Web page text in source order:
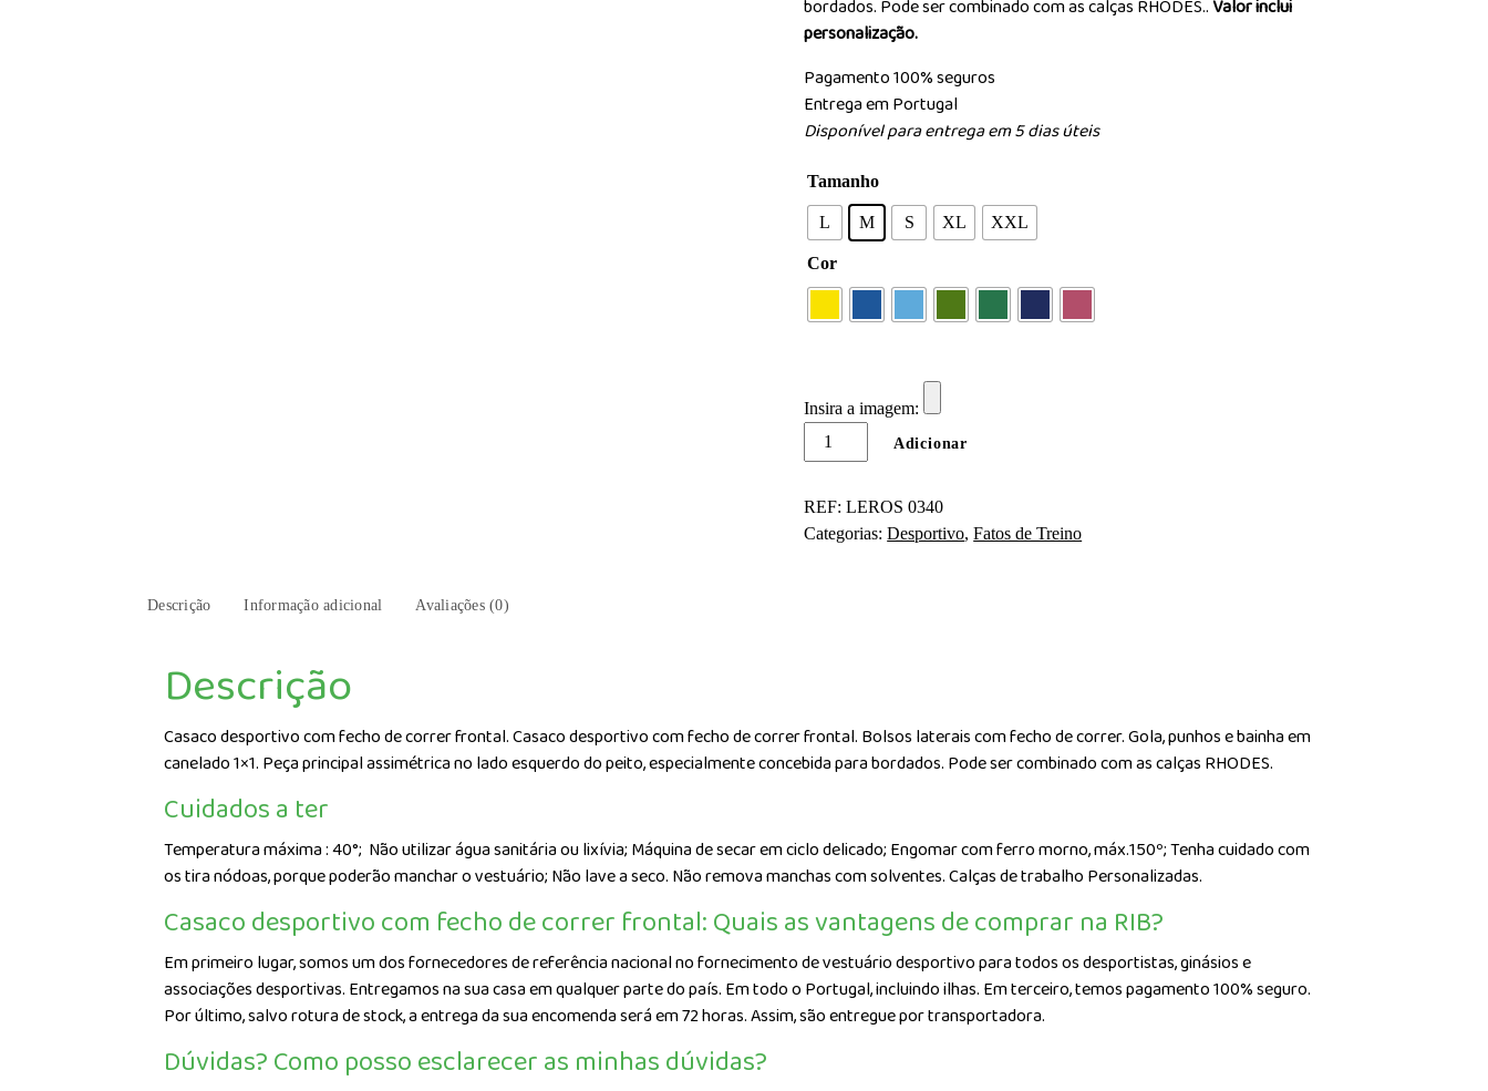
bordados. Pode ser combinado com as calças RHODES..Valor inclui
personalização.
Pagamento 100% seguros
Entrega em Portugal
Disponível para entrega em 5 dias úteis
Tamanho
L M S XL XXL
Cor
Insira a imagem:
Quantidade
de
desportivo
com
Adicionar
REF:LEROS 0340
Categorias:Desportivo,Fatos de Treino
Descrição Informação adicional Avaliações (0)
Descrição
Casaco desportivo com fecho de correr frontal. Casaco desportivo com fecho de correr frontal. Bolsos laterais com fecho de correr. Gola, punhos e bainha em
canelado 1×1. Peça principal assimétrica no lado esquerdo do peito, especialmente concebida para bordados. Pode ser combinado com as calças RHODES.
Cuidados a ter
Temperatura máxima : 40°; Não utilizar água sanitária ou lixívia; Máquina de secar em ciclo delicado; Engomar com ferro morno, máx.150º; Tenha cuidado com
os tira nódoas, porque poderão manchar o vestuário; Não lave a seco. Não remova manchas com solventes. Calças de trabalho Personalizadas.
Casaco desportivo com fecho de correr frontal: Quais as vantagens de comprar na RIB?
Em primeiro lugar, somos um dos fornecedores de referência nacional no fornecimento de vestuário desportivo para todos os desportistas, ginásios e
associações desportivas. Entregamos na sua casa em qualquer parte do país. Em todo o Portugal, incluindo ilhas. Em terceiro, temos pagamento 100% seguro.
Por último, salvo rotura de stock, a entrega da sua encomenda será em 72 horas. Assim, são entregue por transportadora.
Dúvidas? Como posso esclarecer as minhas dúvidas?